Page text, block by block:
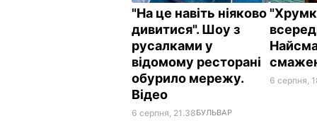
"На це навіть ніяково
дивитися". Шоу з
русалками у
відомому ресторані
обурило мережу.
Відео
6 серпня, 21.38БУЛЬВАР
6 серпня,